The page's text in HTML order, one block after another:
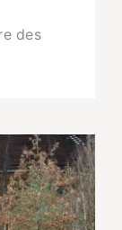
des